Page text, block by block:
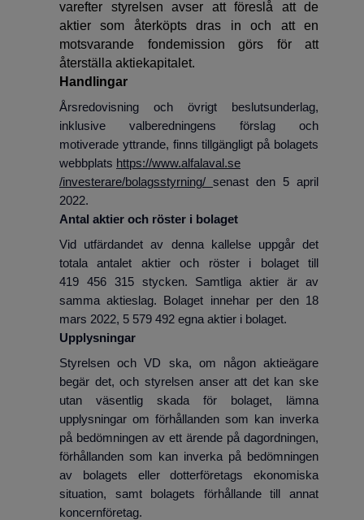
varefter styrelsen avser att föreslå att de
aktier som återköpts dras in och att en
motsvarande fondemission görs för att
återställa aktiekapitalet.
Handlingar
Årsredovisning och övrigt beslutsunderlag,
inklusive valberedningens förslag och
motiverade yttrande, finns tillgängligt på bolagets
webbplats https://www.alfalaval.se
/investerare/bolagsstyrning/ senast den 5 april
2022.
Antal aktier och röster i bolaget
Vid utfärdandet av denna kallelse uppgår det
totala antalet aktier och röster i bolaget till
419 456 315 stycken. Samtliga aktier är av
samma aktieslag. Bolaget innehar per den 18
mars 2022, 5 579 492 egna aktier i bolaget.
Upplysningar
Styrelsen och VD ska, om någon aktieägare
begär det, och styrelsen anser att det kan ske
utan väsentlig skada för bolaget, lämna
upplysningar om förhållanden som kan inverka
på bedömningen av ett ärende på dagordningen,
förhållanden som kan inverka på bedömningen
av bolagets eller dotterföretags ekonomiska
situation, samt bolagets förhållande till annat
koncernföretag.